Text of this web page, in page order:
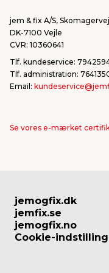
jem & fix A/S, Skomagervej
DK-7100 Vejle
CVR: 10360641
Tlf. kundeservice:
Tlf. administration:
Email:
Se vores e-mærket
jemogfix.dk
jemfix.se
jemogfix.no
Cookie-